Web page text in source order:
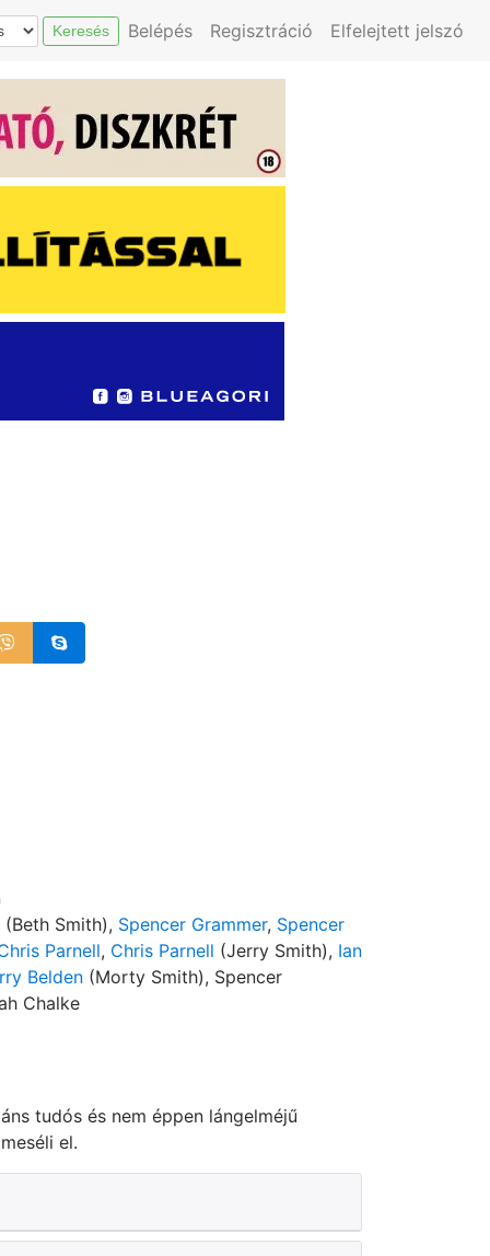
Keresés Belépés Regisztráció Elfelejtett jelszó
(Beth Smith), Spencer Grammer, Spencer
Parnell, Chris Parnell (Jerry Smith), Ian
Belden (Morty Smith), Spencer
Chalke
tudós és nem éppen lángelméjű
el.